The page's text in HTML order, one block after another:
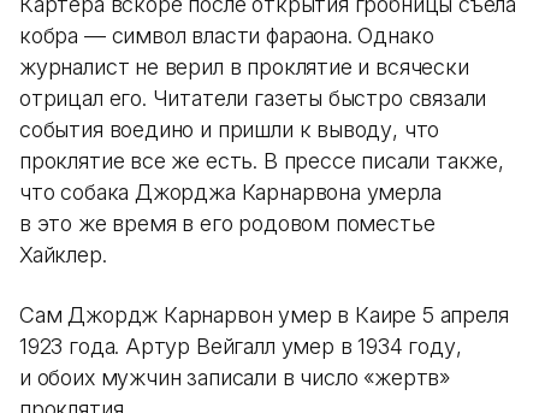
кобра — символ власти фараона. Однако
журналист не верил в проклятие и всячески
отрицал его. Читатели газеты быстро связали
события воедино и пришли к выводу, что
проклятие все же есть. В прессе писали также,
что собака Джорджа Карнарвона умерла
в это же время в его родовом поместье
Хайклер.
Сам Джордж Карнарвон умер в Каире 5 апреля
1923 года. Артур Вейгалл умер в 1934 году,
и обоих мужчин записали в число «жертв»